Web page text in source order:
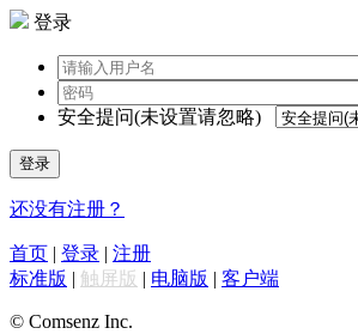
登录
安全提问(未设置请忽略)
登录
还没有注册？
首页 | 登录 | 注册
标准版 | 触屏版 | 电脑版 | 客户端
© Comsenz Inc.